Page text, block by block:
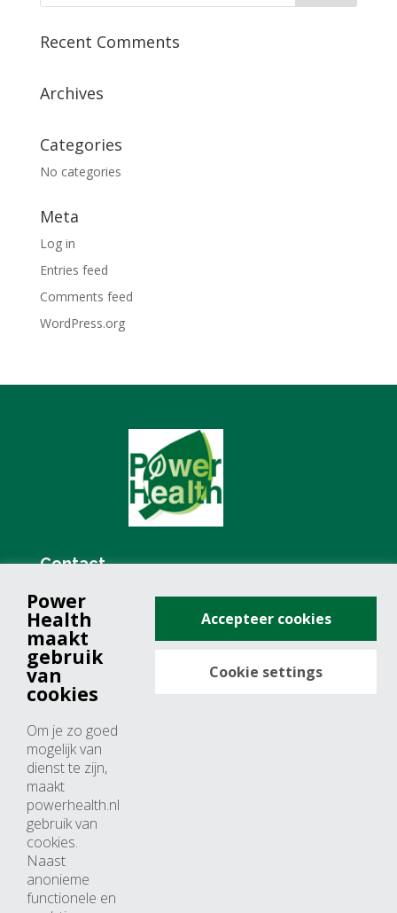
Recent Comments
Archives
Categories
No categories
Meta
Log in
Entries feed
Comments feed
WordPress.org
Contact
+31 (0)76 571 19 68
info@powerhealth.nl
Adresse
4817 ZH breda
Nederland
Horaires d’ouvertures
Du lundi au jeudi: 09:00 – 17:00
Vendredi: 09:00 – 15:00
Power
Health
maakt
gebruik
van
cookies
Om je zo goed
mogelijk van
dienst te zijn,
maakt
powerhealth.nl
gebruik van
cookies.
Naast
anonieme
functionele en
Accepteer cookies
Cookie settings